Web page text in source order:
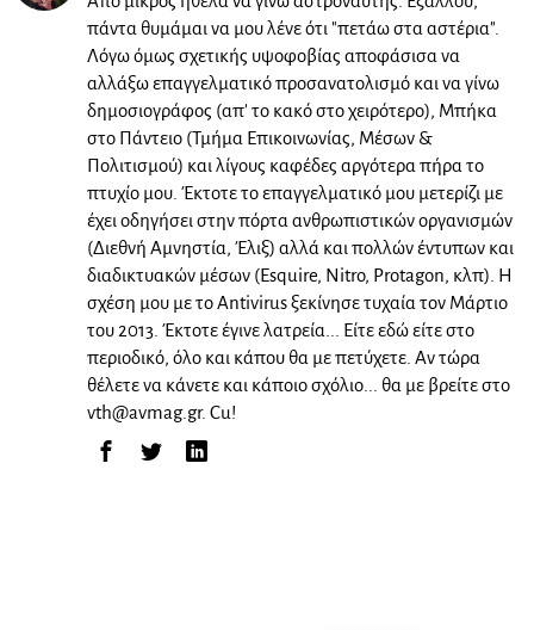
πάντα θυμάμαι να μου λένε ότι "πετάω στα αστέρια".
Λόγω όμως σχετικής υψοφοβίας αποφάσισα να
αλλάξω επαγγελματικό προσανατολισμό και να γίνω
δημοσιογράφος (απ' το κακό στο χειρότερο), Μπήκα
στο Πάντειο (Τμήμα Επικοινωνίας, Μέσων &
Πολιτισμού) και λίγους καφέδες αργότερα πήρα το
πτυχίο μου. Έκτοτε το επαγγελματικό μου μετερίζι με
έχει οδηγήσει στην πόρτα ανθρωπιστικών οργανισμών
(Διεθνή Αμνηστία, Έλιξ) αλλά και πολλών έντυπων και
διαδικτυακών μέσων (Esquire, Nitro, Protagon, κλπ). Η
σχέση μου με το Antivirus ξεκίνησε τυχαία τον Μάρτιο
του 2013. Έκτοτε έγινε λατρεία... Είτε εδώ είτε στο
περιοδικό, όλο και κάπου θα με πετύχετε. Αν τώρα
θέλετε να κάνετε και κάποιο σχόλιο... θα με βρείτε στο
vth@avmag.gr. Cu!